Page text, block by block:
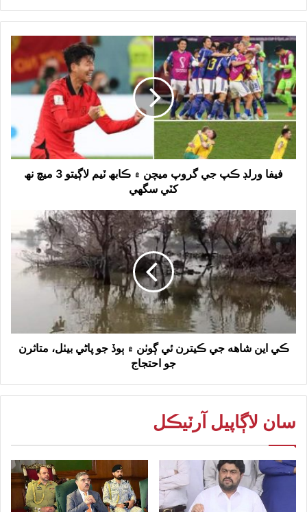
فيفا ورلڊ ڪپ جي گروپ ميچن ۾ ڪابھ ٽيم لاڳيتو 3 ميچ نھ
کٽي سگهي
ڪي اين شاهه جي ڪيترن ئي ڳوٺن ۾ ٻوڏ جو پاڻي بيٺل، متاثرن
جو احتجاج
سان لاڳاپيل آرٽيڪل